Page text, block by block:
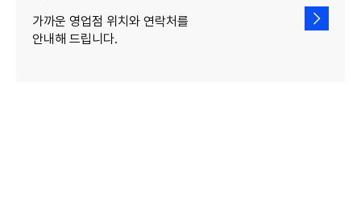
가까운 영업점 위치와 연락처를
안내해 드립니다.